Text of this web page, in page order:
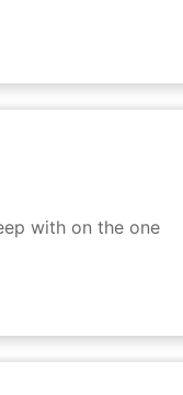
with on the one